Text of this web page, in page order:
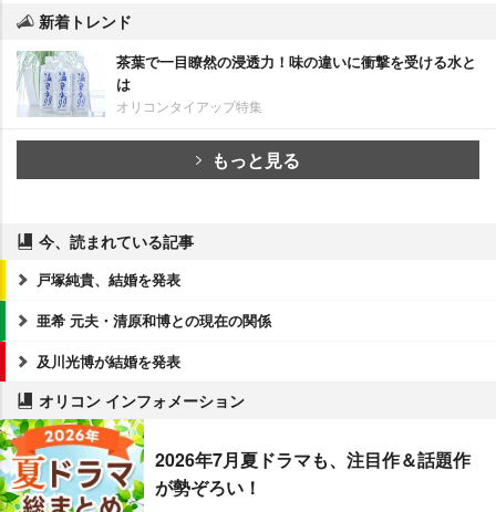
新着トレンド
茶葉で一目瞭然の浸透力！味の違いに衝撃を受ける水と
は
オリコンタイアップ特集
もっと見る
今、読まれている記事
戸塚純貴、結婚を発表
亜希 元夫・清原和博との現在の関係
及川光博が結婚を発表
オリコン インフォメーション
2026年7月夏ドラマも、注目作＆話題作
が勢ぞろい！